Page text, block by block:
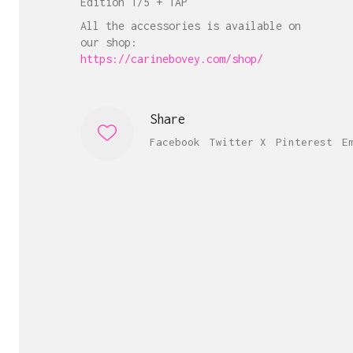
All the accessories is available on
our shop:
https://carinebovey.com/shop/
Share
Facebook Twitter X Pinterest